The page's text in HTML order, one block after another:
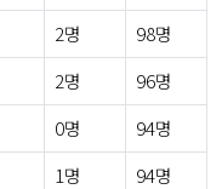
2명
98명
2명
96명
0명
94명
1명
94명